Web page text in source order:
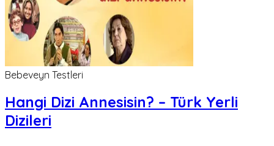
Bebeveyn Testleri
Hangi Dizi Annesisin? – Türk Yerli
Dizileri